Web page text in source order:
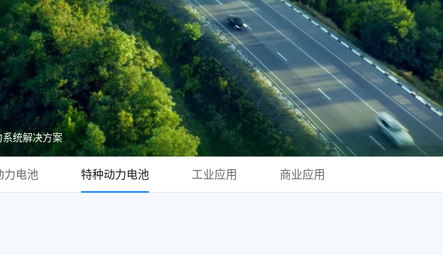
统解决方案
力电池 特种动力电池 工业应用 商业应用